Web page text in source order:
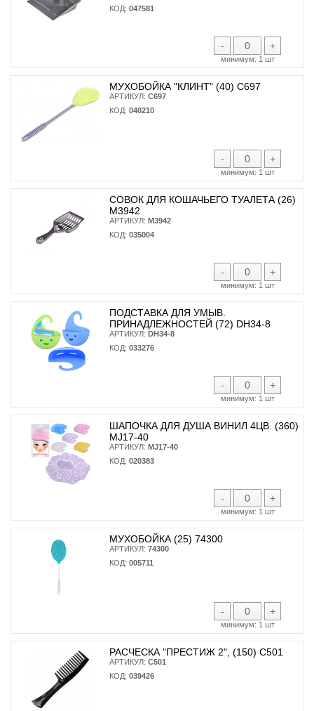
КОД: 047581
- +
минимум: 1 шт
МУХОБОЙКА "КЛИНТ" (40) С697
АРТИКУЛ: С697
КОД: 040210
- +
минимум: 1 шт
СОВОК ДЛЯ КОШАЧЬЕГО ТУАЛЕТА (26)
М3942
АРТИКУЛ: М3942
КОД: 035004
- +
минимум: 1 шт
ПОДСТАВКА ДЛЯ УМЫВ.
ПРИНАДЛЕЖНОСТЕЙ (72) DH34-8
АРТИКУЛ: DH34-8
КОД: 033276
- +
минимум: 1 шт
ШАПОЧКА ДЛЯ ДУША ВИНИЛ 4ЦВ. (360)
MJ17-40
АРТИКУЛ: MJ17-40
КОД: 020383
- +
минимум: 1 шт
МУХОБОЙКА (25) 74300
АРТИКУЛ: 74300
КОД: 005711
- +
минимум: 1 шт
РАСЧЕСКА "ПРЕСТИЖ 2", (150) С501
АРТИКУЛ: С501
КОД: 039426